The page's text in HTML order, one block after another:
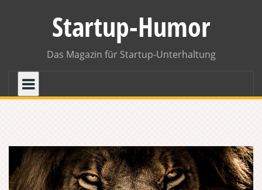
Startup-Humor
Das Magazin für Startup-Unterhaltung